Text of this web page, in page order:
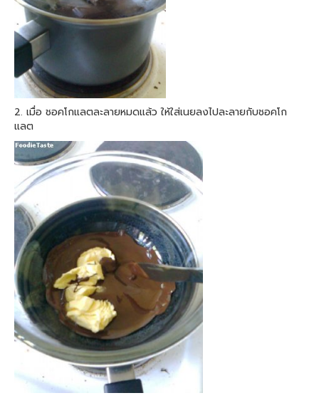
2. เมื่อ ชอคโกแลตละลายหมดแล้ว ให้ใส่เนยลงไปละลายกับชอคโก
แลต